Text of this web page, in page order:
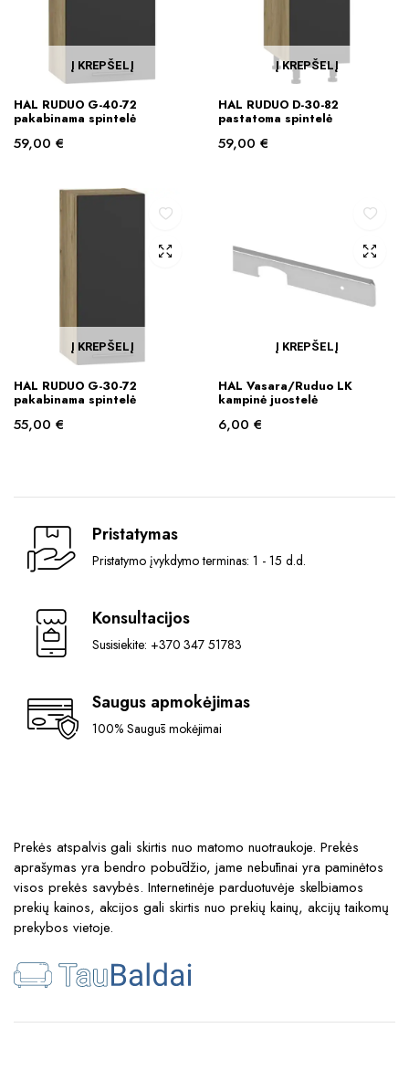
Į KREPŠELĮ
HAL RUDUO G-40-72
pakabinama spintelė
59,00 €
Į KREPŠELĮ
HAL RUDUO D-30-82
pastatoma spintelė
59,00 €
Į KREPŠELĮ
HAL RUDUO G-30-72
pakabinama spintelė
55,00 €
Į KREPŠELĮ
HAL Vasara/Ruduo LK
kampinė juostelė
6,00 €
Pristatymas
Pristatymo įvykdymo terminas: 1 - 15 d.d.
Konsultacijos
Susisiekite: +370 347 51783
Saugus apmokėjimas
100% Saugūs mokėjimai
Prekės atspalvis gali skirtis nuo matomo nuotraukoje. Prekės
aprašymas yra bendro pobūdžio, jame nebūtinai yra paminėtos
visos prekės savybės. Internetinėje parduotuvėje skelbiamos
prekių kainos, akcijos gali skirtis nuo prekių kainų, akcijų taikomų
prekybos vietoje.